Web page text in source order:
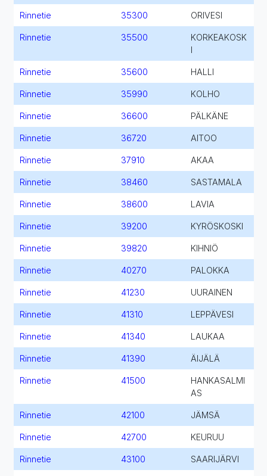
Rinnetie 35300 ORIVESI
Rinnetie 35500
KORKEAKOSK
Rinnetie 35600 HALLI
Rinnetie 35990 KOLHO
Rinnetie 36600 PÄLKÄNE
Rinnetie 36720 AITOO
Rinnetie 37910 AKAA
Rinnetie 38460 SASTAMALA
Rinnetie 38600 LAVIA
Rinnetie 39200 KYRÖSKOSKI
Rinnetie 39820 KIHNIÖ
Rinnetie 40270 PALOKKA
Rinnetie 41230 UURAINEN
Rinnetie 41310 LEPPÄVESI
Rinnetie 41340 LAUKAA
Rinnetie 41390 ÄIJÄLÄ
Rinnetie 41500
HANKASALMI
AS
Rinnetie 42100 JÄMSÄ
Rinnetie 42700 KEURUU
Rinnetie 43100 SAARIJÄRVI